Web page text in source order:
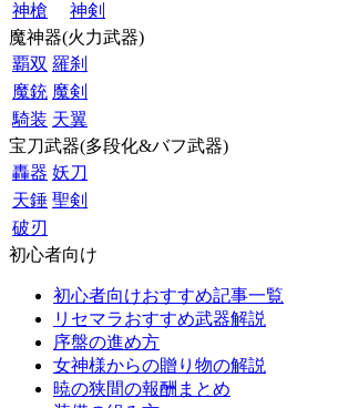
神槍
神剣
魔神器(火力武器)
覇双 羅刹
魔銃 魔剣
騎装 天翼
宝刀武器(多段化&バフ武器)
轟器 妖刀
天錘 聖剣
破刃
初心者向け
初心者向けおすすめ記事一覧
リセマラおすすめ武器解説
序盤の進め方
女神様からの贈り物の解説
暁の狭間の報酬まとめ